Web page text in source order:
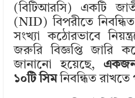
bl
r
e
dI
n
te
r
b
o
o
k
e
(বিটিআরসি) একটি
(NID) বিপরীতে
সংখ্যা কঠোরভাবে
জরুরি বিজ্ঞপ্তি জারি
জানানো হয়েছে, একজন
১০টি সিমনিবন্ধিত রাখতে